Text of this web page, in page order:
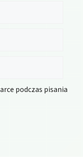
podczas pisania